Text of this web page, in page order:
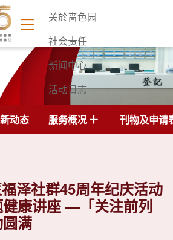
关於啬色园
社会责任
新闻中心
活动日志
联络我们
动态 服务概况 刊物及申请
泽社群45周年纪庆活动
健康讲座 —「关注前列
满